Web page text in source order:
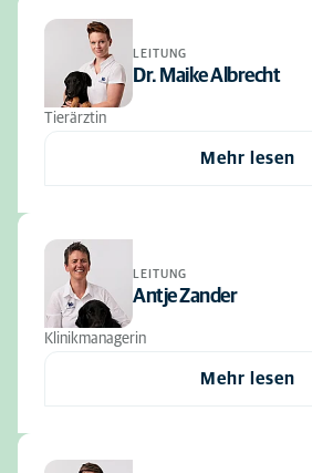
LEITUNG
Dr. Maike Albrecht
Tierärztin
Mehr lesen
LEITUNG
Antje Zander
Klinikmanagerin
Mehr lesen